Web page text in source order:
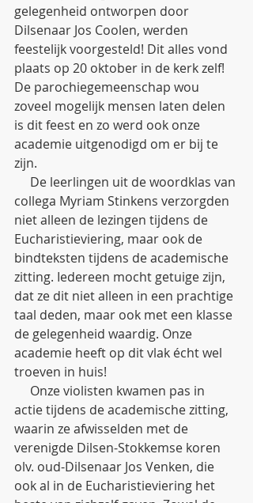
gelegenheid ontworpen door
Dilsenaar Jos Coolen, werden
feestelijk voorgesteld! Dit alles vond
plaats op 20 oktober in de kerk zelf!
De parochiegemeenschap wou
zoveel mogelijk mensen laten delen
is dit feest en zo werd ook onze
academie uitgenodigd om er bij te
zijn.
De leerlingen uit de woordklas van
collega Myriam Stinkens verzorgden
niet alleen de lezingen tijdens de
Eucharistieviering, maar ook de
bindteksten tijdens de academische
zitting. Iedereen mocht getuige zijn,
dat ze dit niet alleen in een prachtige
taal deden, maar ook met een klasse
de gelegenheid waardig. Onze
academie heeft op dit vlak écht wel
troeven in huis!
Onze violisten kwamen pas in
actie tijdens de academische zitting,
waarin ze afwisselden met de
verenigde Dilsen-Stokkemse koren
olv. oud-Dilsenaar Jos Venken, die
ook al in de Eucharistieviering het